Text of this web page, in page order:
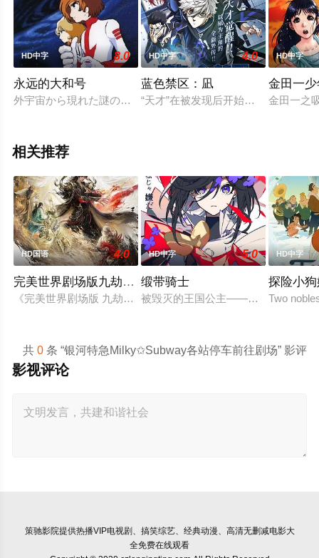
HD中字 8.0
永远的大和号
外宇宙から現れた謎の光が地球に向けて進んでいく。その光
HD中字 4.0
蓝色禁区：凪
“天才”在被发现后开始塑造其轮廓。
HD中字
金田一
金田一之
相关推荐
HD国语 4.0
完美世界剧场版九劫焚天
《完美世界剧场版 九劫焚天》是动画《完美世界》的第二部剧
HD中字 5.0
缎带骑士
被毁灭的王国公主——萨菲娅。灾厄“
HD中字
探险小
Two
共0 条 “银河特急Milky✩Subway各站停车前往剧场” 影评
影视评论
策驰影院提供热播VIP电视剧、搞笑综艺、经典动漫、高清无删减电影大
全免费在线观看